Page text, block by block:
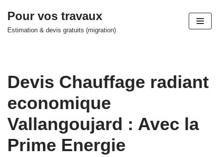
Aller
Pour vos travaux
Estimation & devis gratuits (migration)
Devis Chauffage radiant
economique
Vallangoujard : Avec la
Prime Energie